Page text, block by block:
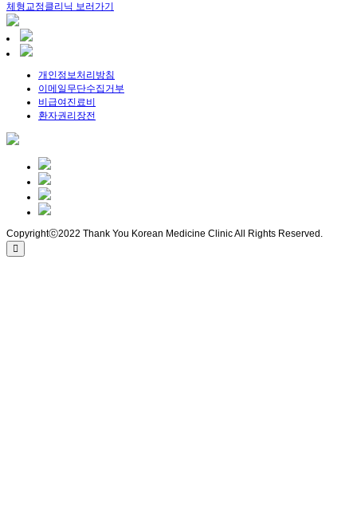
체형교정클리닉 보러가기
개인정보처리방침
이메일무단수집거부
비급여진료비
환자권리장전
Copyrightⓒ2022 Thank You Korean Medicine Clinic All Rights Reserved.